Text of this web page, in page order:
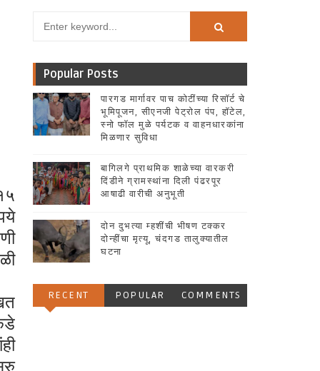
Popular Posts
पारगड मार्गावर पाच कोटींच्या रिसॉर्ट चे
भूमिपूजन, सीएनजी पेट्रोल पंप, हॉटेल,
स्नो फॉल मुळे पर्यटक व वाहनधारकांना
मिळणार सुविधा
बागिलगे प्राथमिक शाळेच्या वारकरी
दिंडीने ग्रामस्थांना दिली पंढरपूर
आषाढी वारीची अनुभूती
दोन दुभत्या म्हशींची भीषण टक्कर
दोन्हींचा मृत्यू, चंदगड तालुक्यातील
घटना
RECENT POPULAR COMMENTS